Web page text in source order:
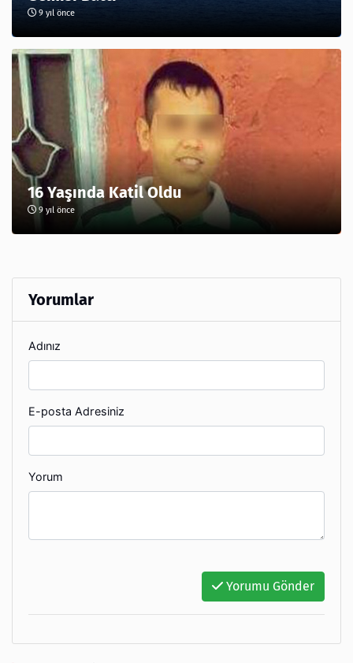
9 yıl önce
16 Yaşında Katil Oldu
9 yıl önce
Yorumlar
Adınız
E-posta Adresiniz
Yorum
Yorumu Gönder